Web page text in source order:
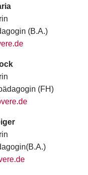
(B.A.)
(FH)